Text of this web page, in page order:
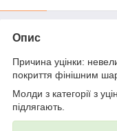
Опис
Причина уцінки:
покриття фінішним
Молди з категорії з
підлягають.